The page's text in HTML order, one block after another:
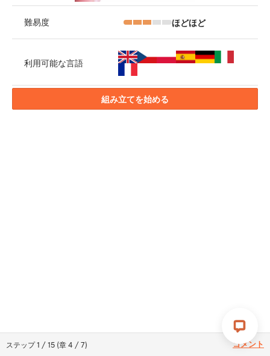
ステップ1 /15 (章4 /7) コメント
難易度 ほどほど
利用可能な言語
組み立てを始める